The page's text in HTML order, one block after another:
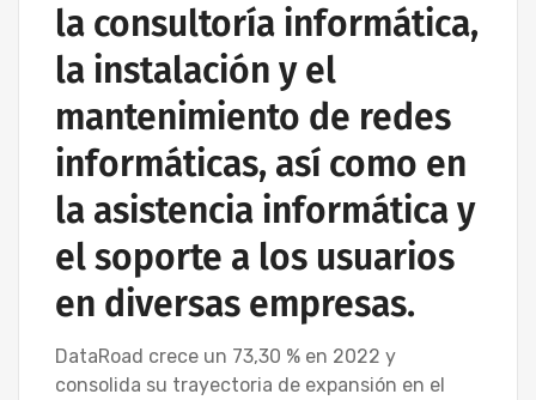
la consultoría informática,
la instalación y el
mantenimiento de redes
informáticas, así como en
la asistencia informática y
el soporte a los usuarios
en diversas empresas.
DataRoad crece un 73,30 % en 2022 y
consolida su trayectoria de expansión en el